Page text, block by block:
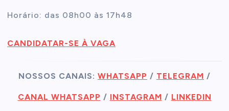
Horário: das 08h00 às 17h48
CANDIDATAR-SE À VAGA
NOSSOS CANAIS: WHATSAPP / TELEGRAM /
CANAL WHATSAPP / INSTAGRAM / LINKEDIN